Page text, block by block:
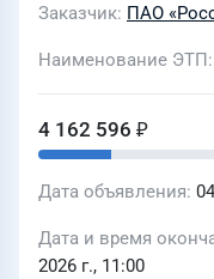
Заказчик ПАО
Наименование ЭТП
4 162 596 ₽
Дата объявления
Дата и время
2026 г., 11:00